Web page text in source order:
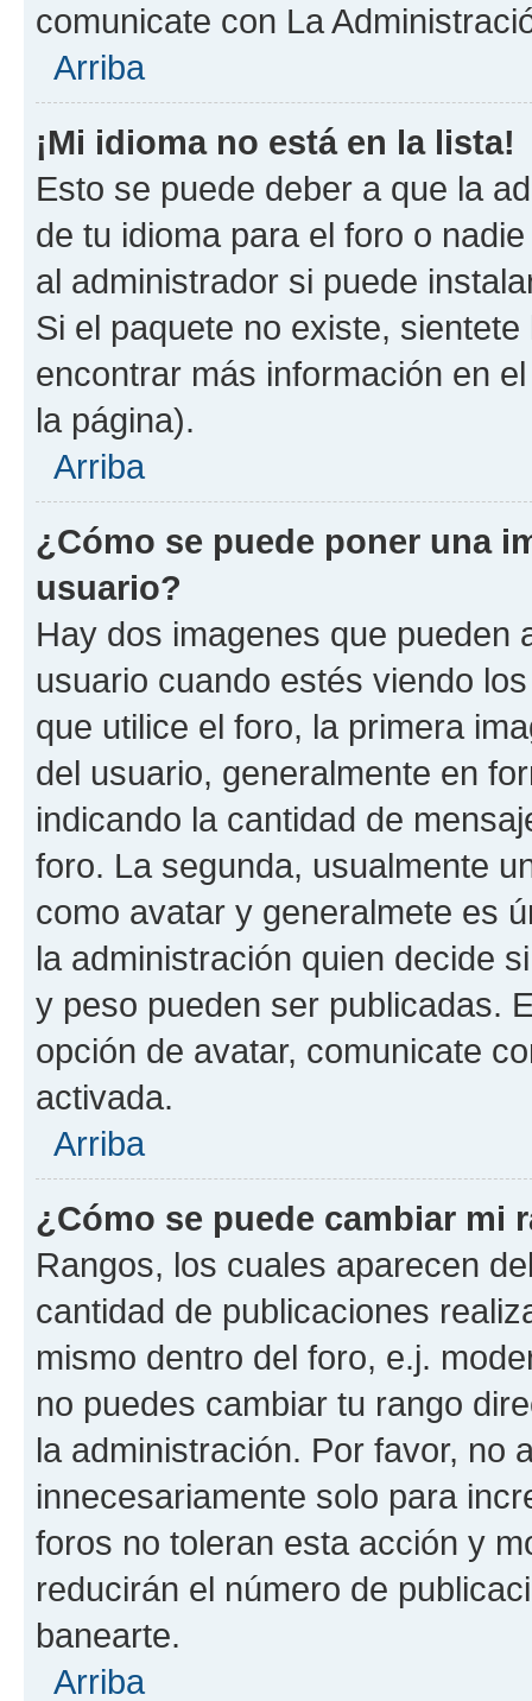
comunicate con La
Arriba
¡Mi idioma no está en la lista!
Esto se puede deber a que la
de tu idioma para el foro o
al administrador si puede
Si el paquete no existe,
encontrar más información en
la página).
Arriba
¿Cómo se puede poner una
usuario?
Hay dos imagenes que pueden
usuario cuando estés viendo
que utilice el foro, la primera
del usuario, generalmente en
indicando la cantidad de
foro. La segunda, usualmente
como avatar y generalmete es
la administración quien decide
y peso pueden ser publicadas.
opción de avatar, comunicate
activada.
Arriba
¿Cómo se puede cambiar mi
Rangos, los cuales aparecen
cantidad de publicaciones
mismo dentro del foro, e.j.
no puedes cambiar tu rango
la administración. Por favor, no
innecesariamente solo para
foros no toleran esta acción y
reducirán el número de
banearte.
Arriba